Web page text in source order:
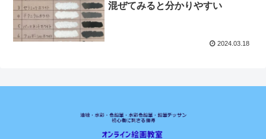
混ぜてみると分かりやすい
2024.03.18